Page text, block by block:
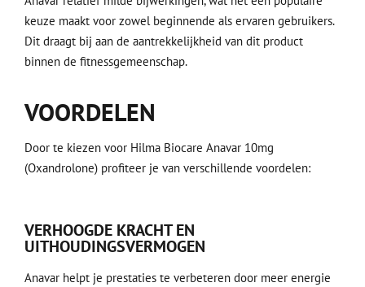
keuze maakt voor zowel beginnende als ervaren gebruikers.
Dit draagt bij aan de aantrekkelijkheid van dit product
binnen de fitnessgemeenschap.
VOORDELEN
Door te kiezen voor Hilma Biocare Anavar 10mg
(Oxandrolone) profiteer je van verschillende voordelen:
VERHOOGDE KRACHT EN
UITHOUDINGSVERMOGEN
Anavar helpt je prestaties te verbeteren door meer energie